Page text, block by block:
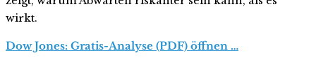
wirkt.
Dow Jones: Gratis-Analyse (PDF) öffnen …